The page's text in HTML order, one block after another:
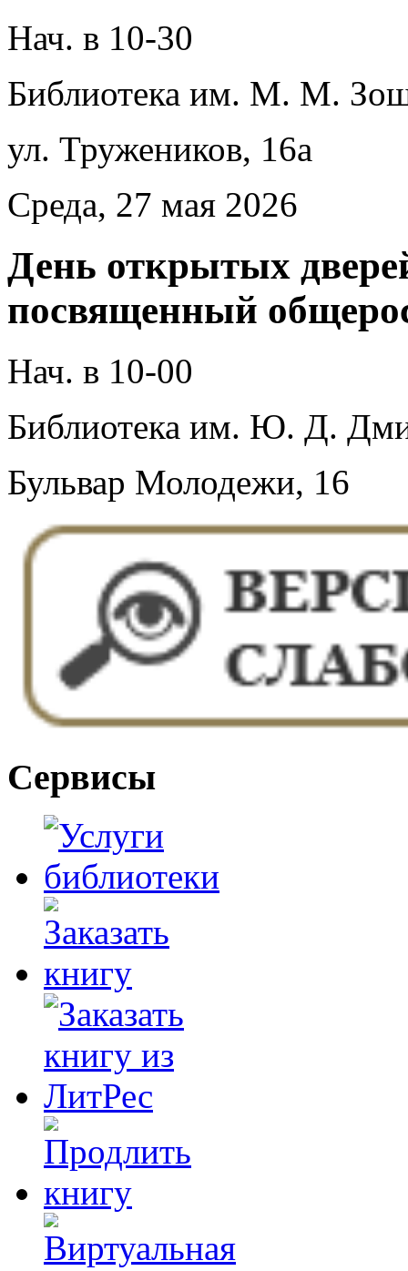
Нач. в 10-30
Библиотека им. М. М.
ул. Тружеников, 16а
Среда, 27 мая 2026
День открытых
посвященный
Нач. в 10-00
Библиотека им. Ю. Д.
Бульвар Молодежи, 16
Сервисы